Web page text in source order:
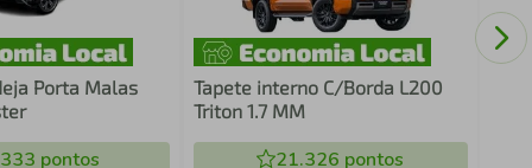
Porta Malas
pontos
Tapete interno C/Borda L200
Triton 1.7 MM
21.326 pontos